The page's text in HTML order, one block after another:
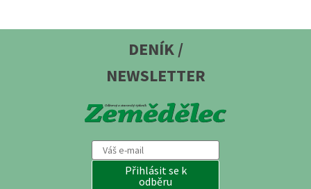
DENÍK /
NEWSLETTER
Přihlásit se k
odběru